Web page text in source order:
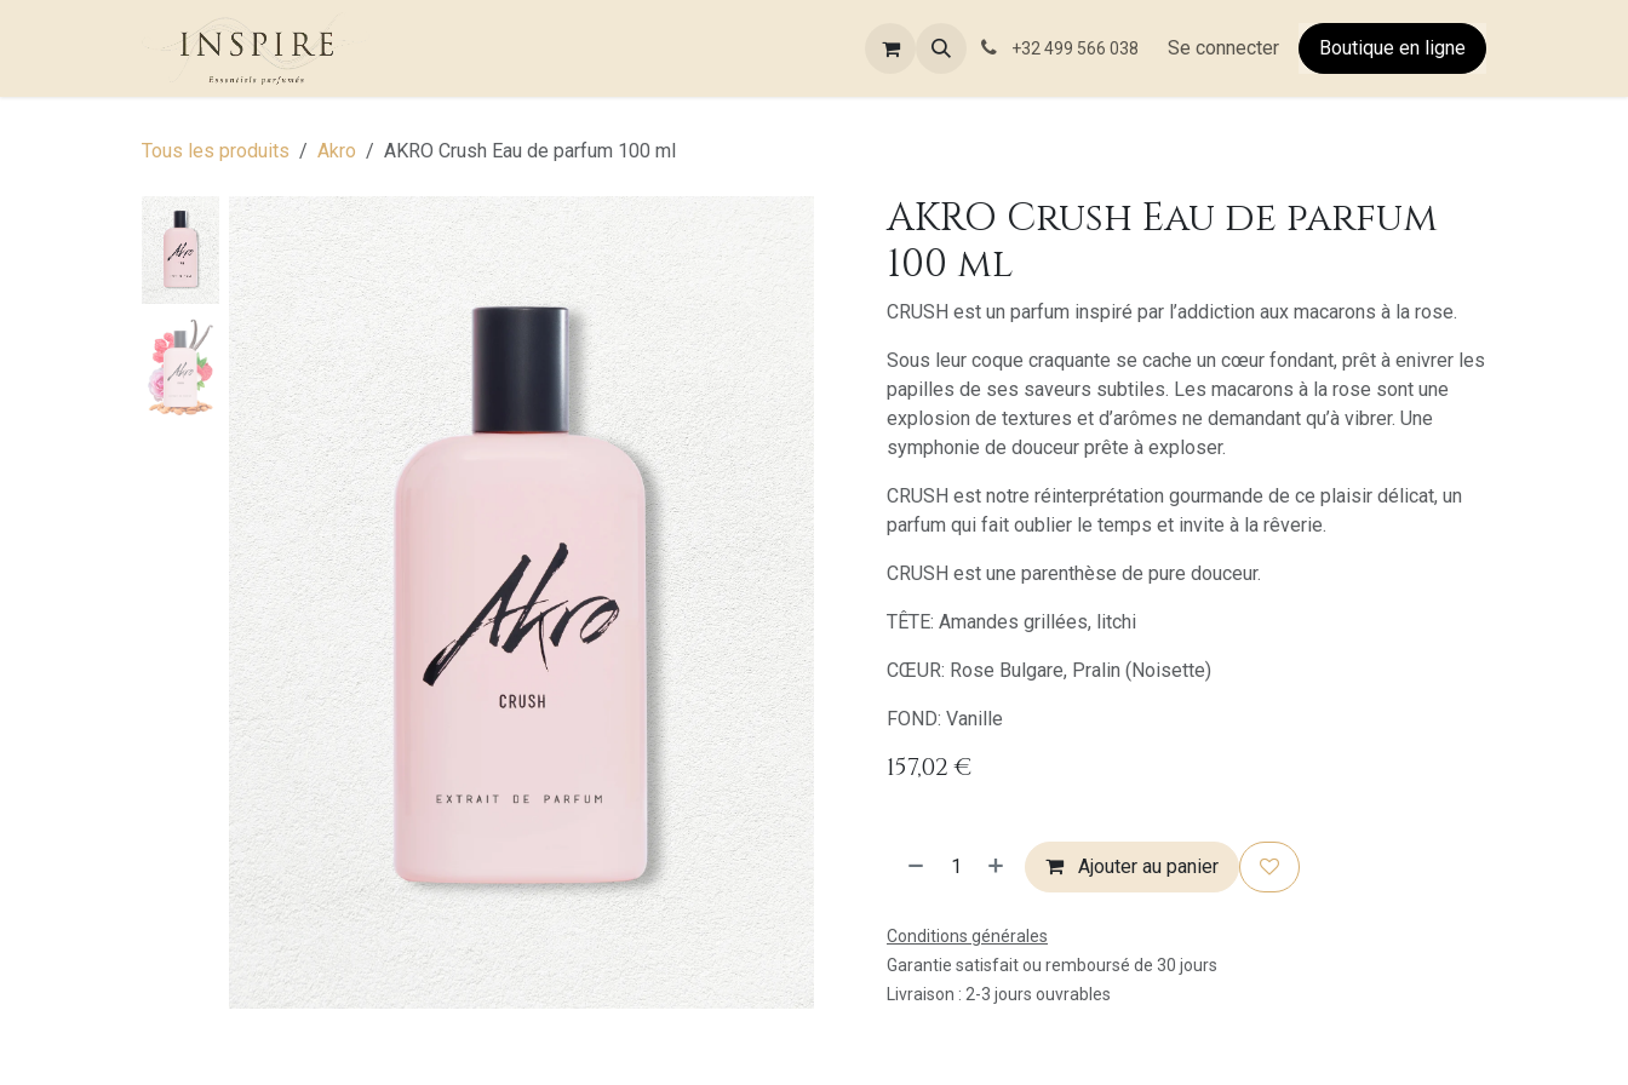
Nos ateliers Blog Contactez-nous
+32 499 566 038 Se connecter Boutique en ligne
Tous les produits Akro AKRO Crush Eau de parfum 100 ml
AKRO Crush Eau de parfum
100 ml
CRUSH est un parfum inspiré par l’addiction aux macarons à la rose.
Sous leur coque craquante se cache un cœur fondant, prêt à enivrer les
papilles de ses saveurs subtiles. Les macarons à la rose sont une
explosion de textures et d’arômes ne demandant qu’à vibrer. Une
symphonie de douceur prête à exploser.
CRUSH est notre réinterprétation gourmande de ce plaisir délicat, un
parfum qui fait oublier le temps et invite à la rêverie.
CRUSH est une parenthèse de pure douceur.
TÊTE: Amandes grillées, litchi
CŒUR: Rose Bulgare, Pralin (Noisette)
FOND: Vanille
157,02€
Ajouter au panier
Conditions générales
Garantie satisfait ou remboursé de 30 jours
Livraison : 2-3 jours ouvrables